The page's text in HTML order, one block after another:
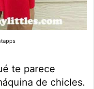
te parece
de chicles.